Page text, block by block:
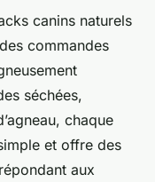
canins naturels
commandes
séchées,
chaque
et offre des
aux